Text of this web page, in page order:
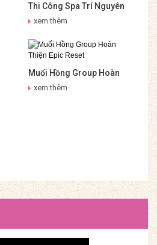
Thi Công Spa Trí Nguyên
Nha Trang – Muối Hồng
xem thêm
Muối Hồng Group Hoàn
Thiện Epic Reset
xem thêm